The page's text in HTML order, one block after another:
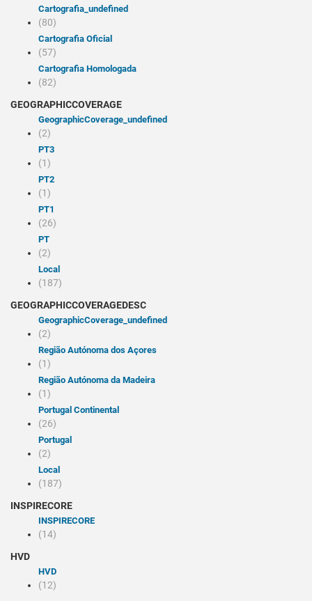
cartografia_undefined
(80)
Cartografia Oficial
(57)
Cartografia Homologada
(82)
GEOGRAPHICCOVERAGE
geographicCoverage_undefined
(2)
PT3
(1)
PT2
(1)
PT1
(26)
PT
(2)
Local
(187)
GEOGRAPHICCOVERAGEDESC
geographicCoverage_undefined
(2)
Região Autónoma dos Açores
(1)
Região Autónoma da Madeira
(1)
Portugal Continental
(26)
Portugal
(2)
Local
(187)
INSPIRECORE
INSPIRECORE
(14)
HVD
HVD
(12)